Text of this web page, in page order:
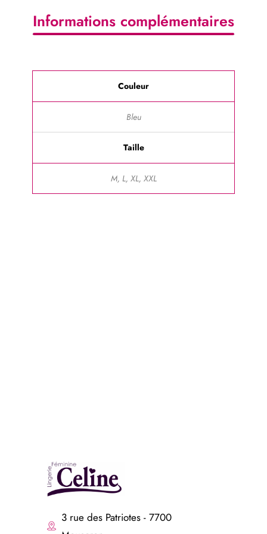
Informations complémentaires
Couleur
Bleu
Taille
M, L, XL, XXL
3 rue des Patriotes - 7700